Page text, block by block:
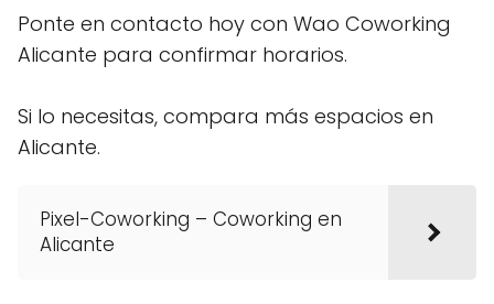
Ponte en contacto hoy con Wao Coworking
Alicante para confirmar horarios.
Si lo necesitas, compara más espacios en
Alicante.
Pixel-Coworking – Coworking en
Alicante